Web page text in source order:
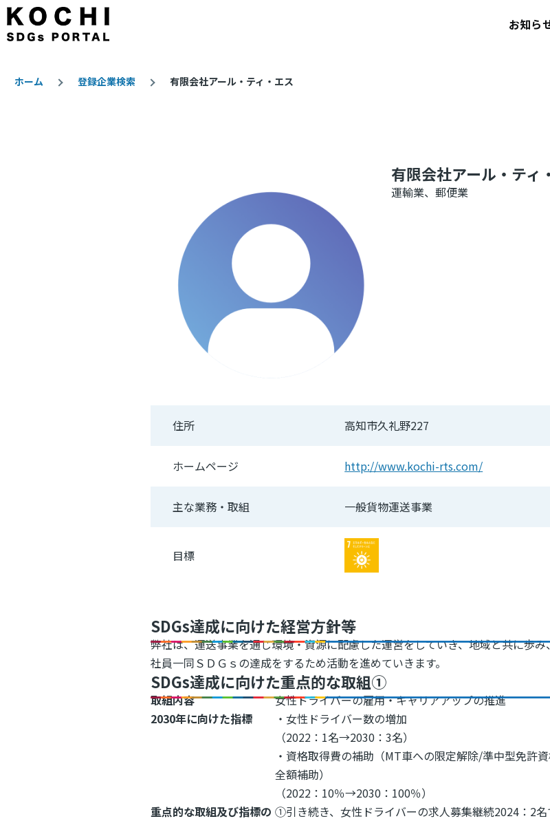
メインコンテンツに移動
お知ら
ホーム 登録企業検索 有限会社アール・ティ・エス
有限会社アール・ティ
運輸業、郵便業
住所 高知市久礼野227
ホームページ http://www.kochi-rts.com/
主な業務・取組 一般貨物運送事業
目標 Image
SDGs達成に向けた経営方針等
弊社は、運送事業を通じ環境・資源に配慮した運営をしていき、地域と共に歩
社員一同ＳＤＧｓの達成をするため活動を進めていきます。
SDGs達成に向けた重点的な取組①
取組内容
女性ドライバーの雇用・キャリアアップの推進
2030年に向けた指標
・女性ドライバー数の増加
（2022：1名→2030：3名）
・資格取得費の補助（MT車への限定解除/準中型免許
全額補助）
（2022：10％→2030：100％）
重点的な取組及び指標の ①引き続き、女性ドライバーの求人募集継続2024：2